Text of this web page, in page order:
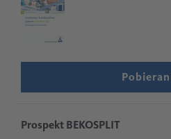
Prospekt BEKOSPLIT